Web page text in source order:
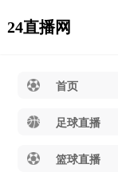
24直播网
首页
足球直播
篮球直播